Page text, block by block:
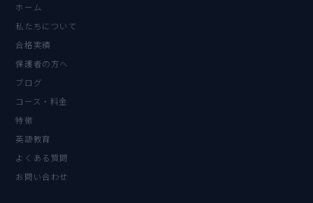
ホーム
私たちについて
合格実績
保護者の方へ
ブログ
コース・料金
特徴
英語教育
よくある質問
お問い合わせ